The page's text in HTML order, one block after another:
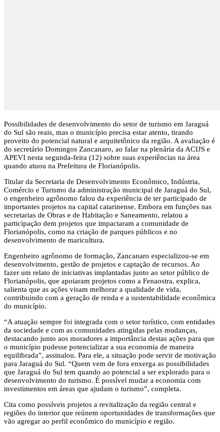
Possibilidades de desenvolvimento do setor de turismo em Jaraguá
do Sul são reais, mas o município precisa estar atento, tirando
proveito do potencial natural e arquitetônico da região. A avaliação é
do secretário Domingos Zancanaro, ao falar na plenária da ACIJS e
APEVI nesta segunda-feira (12) sobre suas experiências na área
quando atuou na Prefeitura de Florianópolis.
Titular da Secretaria de Desenvolvimento Econômico, Indústria,
Comércio e Turismo da administração municipal de Jaraguá do Sul,
o engenheiro agrônomo falou da experiência de ter participado de
importantes projetos na capital catarinense. Embora em funções nas
secretarias de Obras e de Habitação e Saneamento, relatou a
participação dem projetos que impactaram a comunidade de
Florianópolis, como na criação de parques públicos e no
desenvolvimento de maricultura.
Engenheiro agrônomo de formação, Zancanaro especializou-se em
desenvolvimento, gestão de projetos e captação de recursos. Ao
fazer um relato de iniciativas implantadas junto ao setor público de
Florianópolis, que apoiaram projetos como a Fenaostra, explica,
salienta que as ações visam melhorar a qualidade de vida,
contribuindo com a geração de renda e a sustentabilidade econômica
do município.
“A atuação sempre foi integrada com o setor turístico, com entidades
da sociedade e com as comunidades atingidas pelas mudanças,
destacando junto aos moradores a importância destas ações para que
o município pudesse potencializar a sua economia de maneira
equilibrada”, assinalou. Para ele, a situação pode servir de motivação
para Jaraguá do Sul. “Quem vem de fora enxerga as possibilidades
que Jaraguá do Sul tem quando ao potencial a ser explorado para o
desenvolvimento do turismo. É possível mudar a economia com
investimentos em áreas que ajudam o turismo”, completa.
Cita como possíveis projetos a revitalização da região central e
regiões do interior que reúnem oportunidades de transformações que
vão agregar ao perfil econômico do município e região.